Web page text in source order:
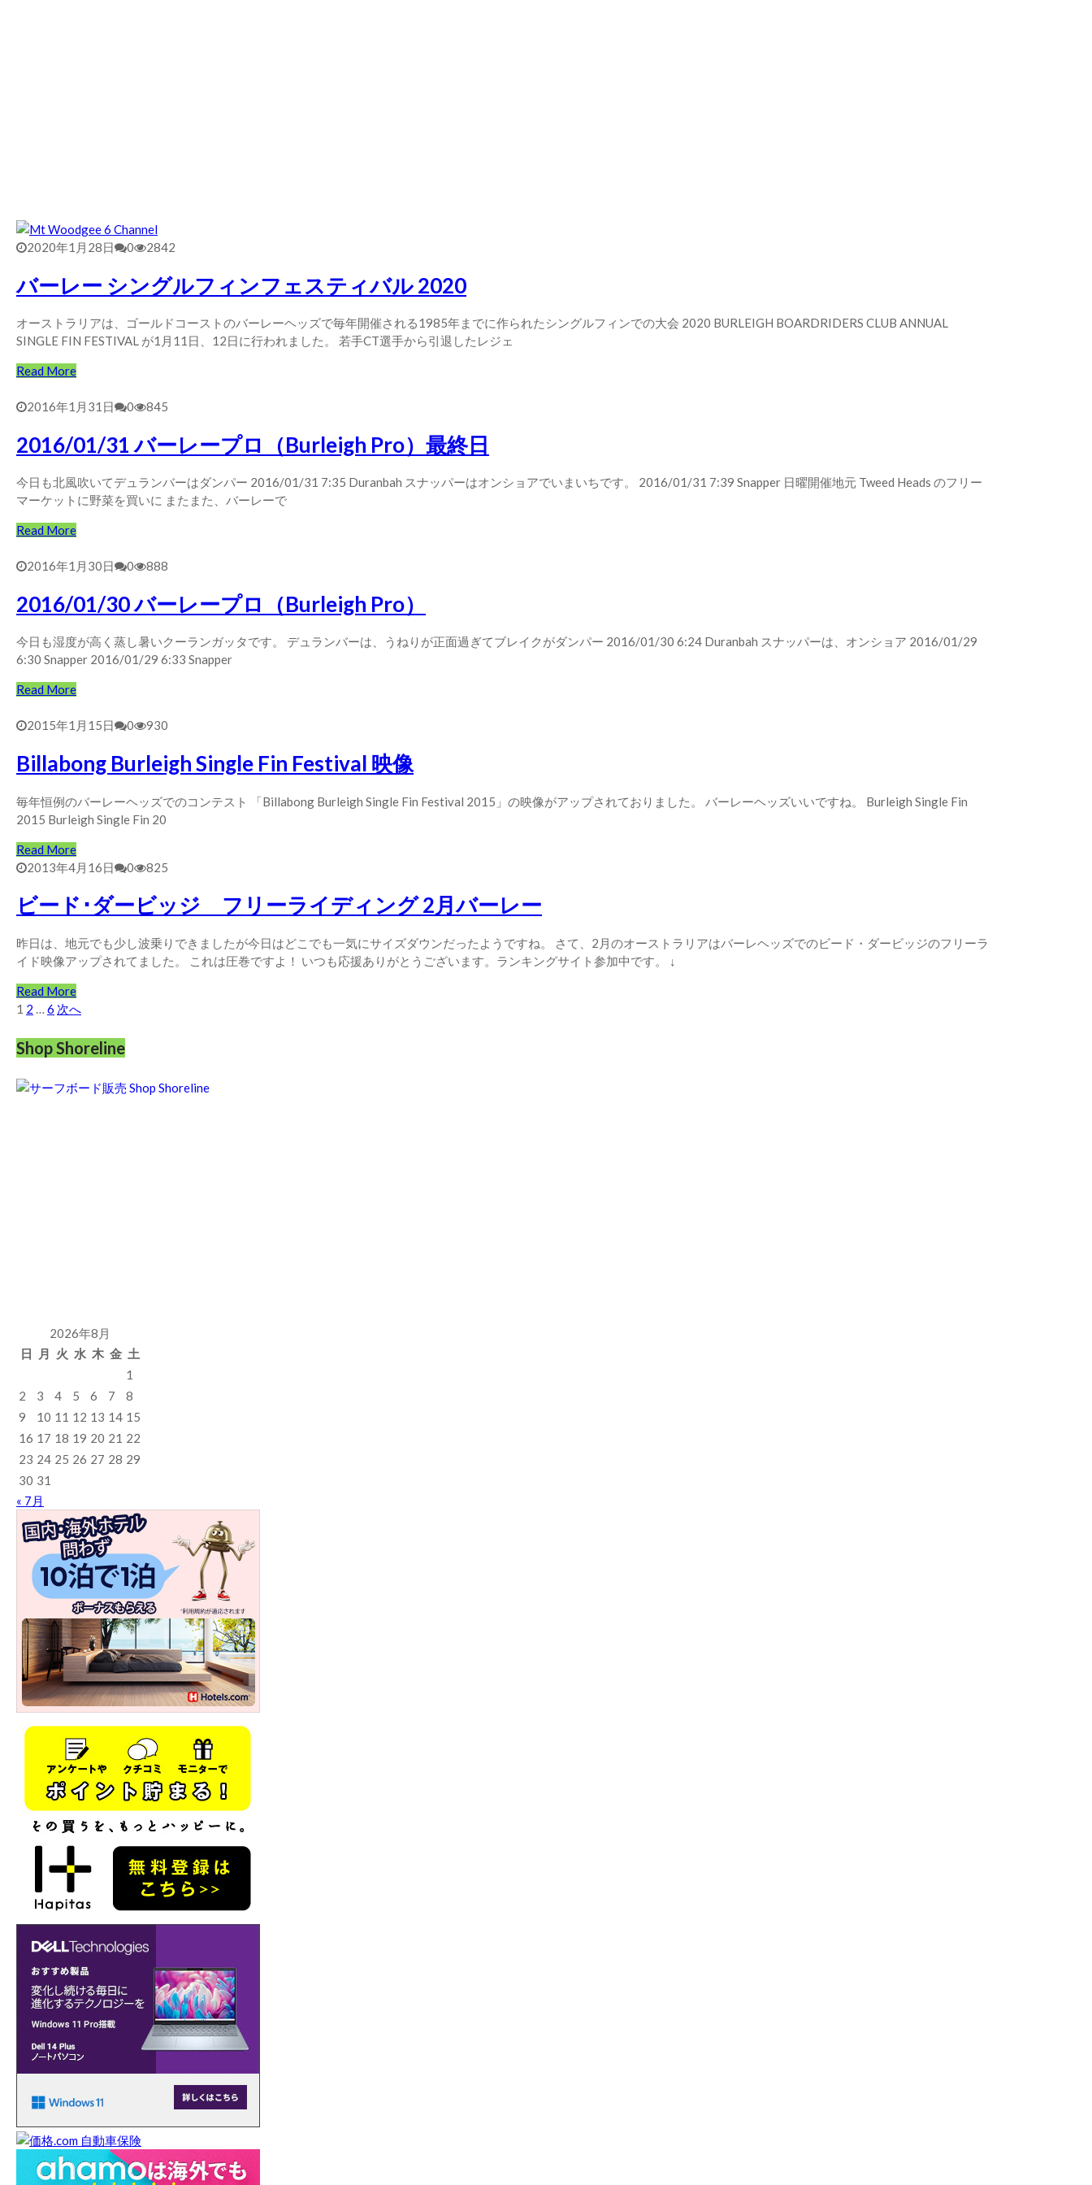
2020年1月28日 0 2842
バーレー シングルフィンフェスティバル 2020
オーストラリアは、ゴールドコーストのバーレーヘッズで毎年開催される1985年までに作られたシングルフィンでの大会 2020 BURLEIGH BOARDRIDERS CLUB ANNUAL
SINGLE FIN FESTIVAL が1月11日、12日に行われました。 若手CT選手から引退したレジェ
Read More
2016年1月31日 0 845
2016/01/31 バーレープロ（Burleigh Pro）最終日
今日も北風吹いてデュランバーはダンパー 2016/01/31 7:35 Duranbah スナッパーはオンショアでいまいちです。 2016/01/31 7:39 Snapper 日曜開催地元 Tweed Heads のフリー
マーケットに野菜を買いに またまた、バーレーで
Read More
2016年1月30日 0 888
2016/01/30 バーレープロ（Burleigh Pro）
今日も湿度が高く蒸し暑いクーランガッタです。 デュランバーは、うねりが正面過ぎてブレイクがダンパー 2016/01/30 6:24 Duranbah スナッパーは、オンショア 2016/01/29
6:30 Snapper 2016/01/29 6:33 Snapper
Read More
2015年1月15日 0 930
Billabong Burleigh Single Fin Festival 映像
毎年恒例のバーレーヘッズでのコンテスト 「Billabong Burleigh Single Fin Festival 2015」の映像がアップされておりました。 バーレーヘッズいいですね。 Burleigh Single Fin
2015 Burleigh Single Fin 20
Read More
2013年4月16日
0 825
ビード･ダービッジ フリーライディング 2月バーレー
昨日は、地元でも少し波乗りできましたが今日はどこでも一気にサイズダウンだったようですね。 さて、2月のオーストラリアはバーレヘッズでのビード・ダービッジのフリーラ
イド映像アップされてました。 これは圧巻ですよ！ いつも応援ありがとうございます。ランキングサイト参加中です。 ↓
Read More
投
稿
の
ペ
ー
1 2 … 6 次へ
Shop Shoreline
2026年8月
日
月 火 水 木 金 土
1
2
3 4 5 6 7
8
9
10 11 12 13 14 15
16 17 18 19 20 21 22
23 24 25 26 27 28 29
30 31
« 7月